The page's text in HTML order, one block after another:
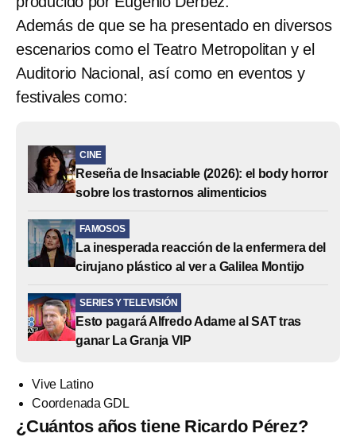
Además de que se ha presentado en diversos
escenarios como el Teatro Metropolitan y el
Auditorio Nacional, así como en eventos y
festivales como:
CINE
Reseña de Insaciable (2026): el body horror
sobre los trastornos alimenticios
FAMOSOS
La inesperada reacción de la enfermera del
cirujano plástico al ver a Galilea Montijo
SERIES Y TELEVISIÓN
Esto pagará Alfredo Adame al SAT tras
ganar La Granja VIP
Vive Latino
Coordenada GDL
¿Cuántos años tiene Ricardo Pérez?